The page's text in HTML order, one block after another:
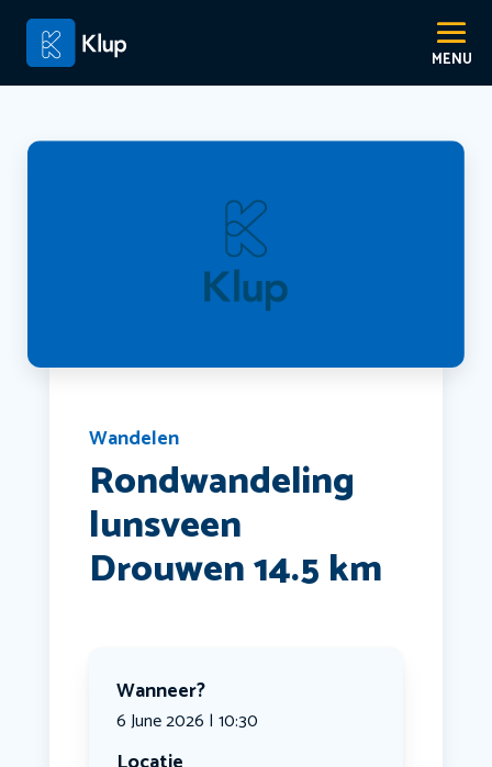
Wandelen
Rondwandeling
lunsveen
Drouwen 14.5 km
Wanneer?
6 June 2026 | 10:30